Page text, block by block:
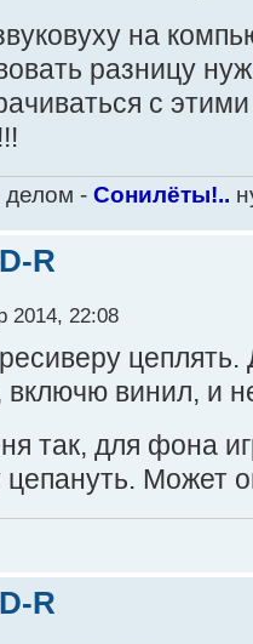
на
разницу
с
- Сонилёты!..
R
2014, 22:08
цеплять.
включю винил, и
так, для фона
цепануть. Может
R